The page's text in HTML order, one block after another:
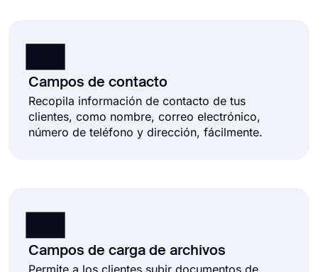
Campos de contacto
Recopila información de contacto de tus
clientes, como nombre, correo electrónico,
número de teléfono y dirección, fácilmente.
Campos de carga de archivos
Permite a los clientes subir documentos de